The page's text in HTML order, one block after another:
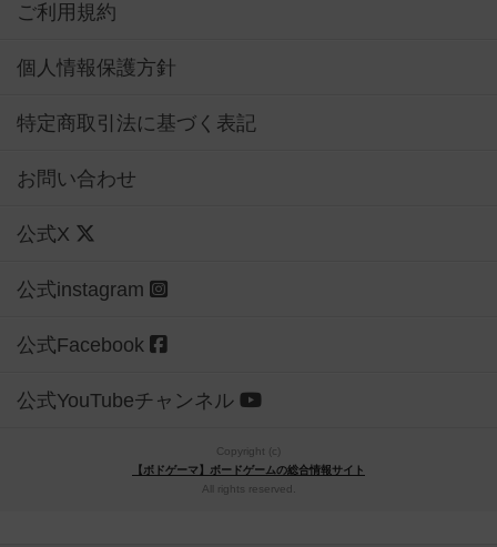
ご利用規約
個人情報保護方針
特定商取引法に基づく表記
お問い合わせ
公式X
公式instagram
公式Facebook
公式YouTubeチャンネル
Copyright (c)
【ボドゲーマ】ボードゲームの総合情報サイト
All rights reserved.